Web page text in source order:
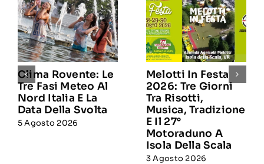
Clima Rovente: Le
Tre Fasi Meteo Al
Nord Italia E La
Data Della Svolta
5 Agosto 2026
Melotti In Festa
2026: Tre Giorni
Tra Risotti,
Musica, Tradizione
E Il 27°
Motoraduno A
Isola Della Scala
3 Agosto 2026